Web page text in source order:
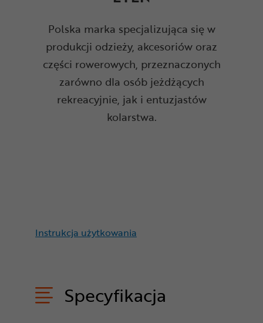
Polska marka specjalizująca się w
produkcji odzieży, akcesoriów oraz
części rowerowych, przeznaczonych
zarówno dla osób jeżdżących
rekreacyjnie, jak i entuzjastów
kolarstwa.
Instrukcja użytkowania
Specyfikacja